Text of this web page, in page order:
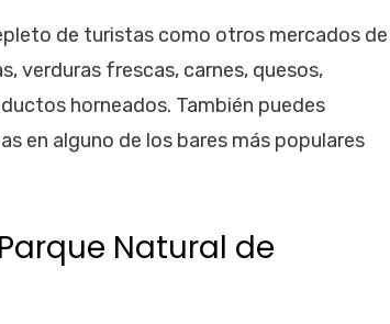
de turistas como otros mercados de
verduras frescas, carnes, quesos,
horneados. También puedes
en alguno de los bares más populares
Natural de